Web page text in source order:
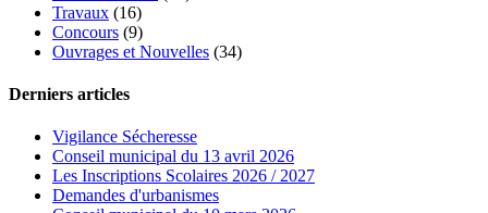
Travaux (16)
Concours (9)
Ouvrages et Nouvelles (34)
Derniers articles
Vigilance Sécheresse
Conseil municipal du 13 avril 2026
Les Inscriptions Scolaires 2026 / 2027
Demandes d'urbanismes